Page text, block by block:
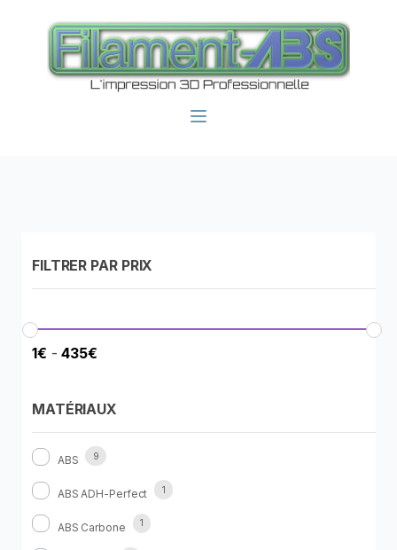
FILTRER PAR PRIX
1€ -435€
MATÉRIAUX
ABS 9
ABS ADH-Perfect 1
ABS Carbone 1